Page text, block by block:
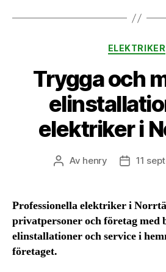
ELEKTRIKER
Trygga och
elektriker i
Inläggsförfattare
Av henry 11
Professionella elektriker i
privatpersoner och företag med
elinstallationer och service i
företaget.